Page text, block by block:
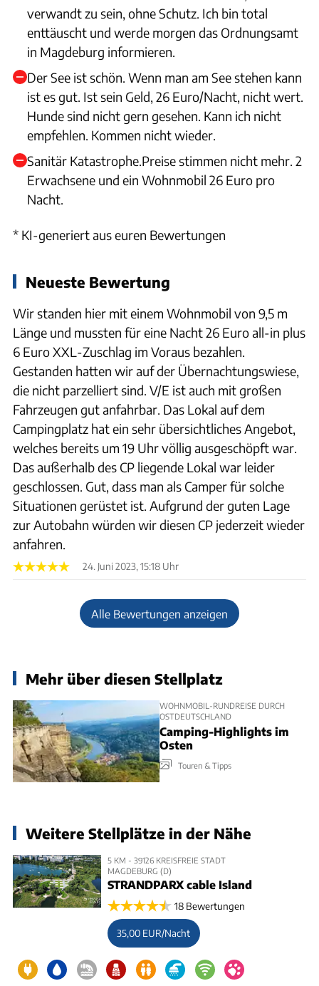
verwandt zu sein, ohne Schutz. Ich bin total
enttäuscht und werde morgen das Ordnungsamt
in Magdeburg informieren.
Der See ist schön. Wenn man am See stehen kann
ist es gut. Ist sein Geld, 26 Euro/Nacht, nicht wert.
Hunde sind nicht gern gesehen. Kann ich nicht
empfehlen. Kommen nicht wieder.
Sanitär Katastrophe.Preise stimmen nicht mehr. 2
Erwachsene und ein Wohnmobil 26 Euro pro
Nacht.
* KI-generiert aus euren Bewertungen
Neueste Bewertung
Wir standen hier mit einem Wohnmobil von 9,5 m
Länge und mussten für eine Nacht 26 Euro all-in plus
6 Euro XXL-Zuschlag im Voraus bezahlen.
Gestanden hatten wir auf der Übernachtungswiese,
die nicht parzelliert sind. V/E ist auch mit großen
Fahrzeugen gut anfahrbar. Das Lokal auf dem
Campingplatz hat ein sehr übersichtliches Angebot,
welches bereits um 19 Uhr völlig ausgeschöpft war.
Das außerhalb des CP liegende Lokal war leider
geschlossen. Gut, dass man als Camper für solche
Situationen gerüstet ist. Aufgrund der guten Lage
zur Autobahn würden wir diesen CP jederzeit wieder
anfahren.
24. Juni 2023, 15:18 Uhr
Alle Bewertungen anzeigen
Mehr über diesen Stellplatz
WOHNMOBIL-RUNDREISE DURCH
OSTDEUTSCHLAND
Camping-Highlights im
Osten
Touren & Tipps
Weitere Stellplätze in der Nähe
5 KM - 39126 KREISFREIE STADT
MAGDEBURG (D)
STRANDPARX cable Island
18 Bewertungen
35,00 EUR/Nacht